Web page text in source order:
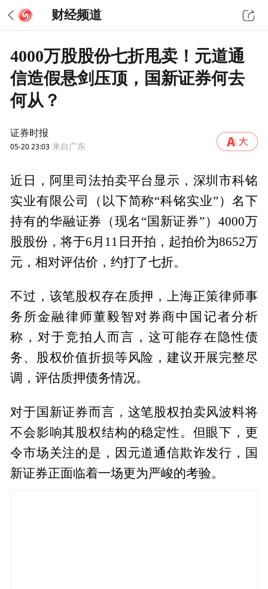
财经频道
4000万股股份七折甩卖！元道通
信造假悬剑压顶，国新证券何去
何从？
证券时报
05-20 23:03 来自广东
近日，阿里司法拍卖平台显示，深圳市科铭
实业有限公司（以下简称“科铭实业”）名下
持有的华融证券（现名“国新证券”）4000万
股股份，将于6月11日开拍，起拍价为8652万
元，相对评估价，约打了七折。
不过，该笔股权存在质押，上海正策律师事
务所金融律师董毅智对券商中国记者分析
称，对于竞拍人而言，这可能存在隐性债
务、股权价值折损等风险，建议开展完整尽
调，评估质押债务情况。
对于国新证券而言，这笔股权拍卖风波料将
不会影响其股权结构的稳定性。但眼下，更
令市场关注的是，因元道通信欺诈发行，国
新证券正面临着一场更为严峻的考验。